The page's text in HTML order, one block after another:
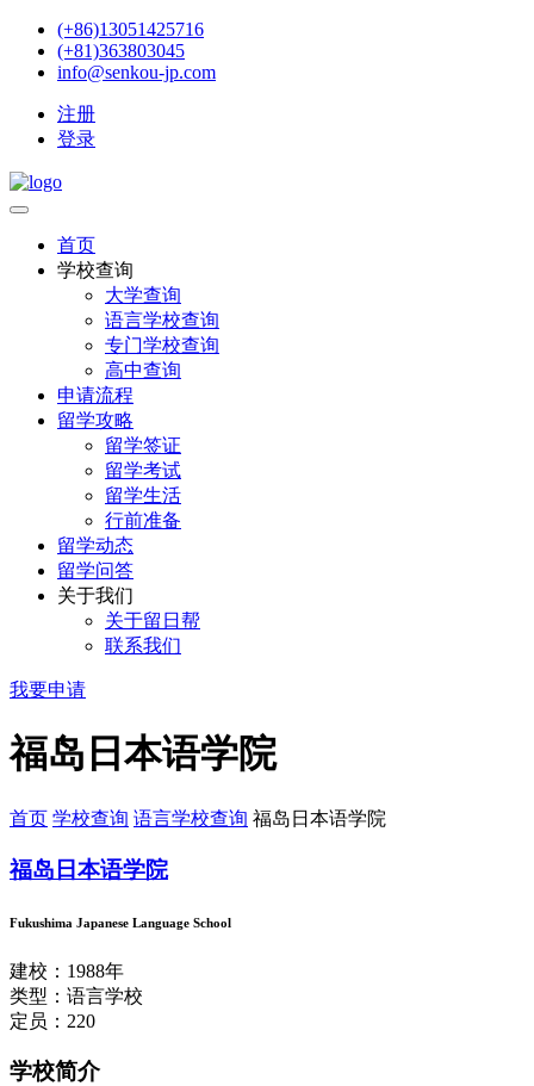
(+86)13051425716
(+81)363803045
info@senkou-jp.com
注册
登录
首页
学校查询
大学查询
语言学校查询
专门学校查询
高中查询
申请流程
留学攻略
留学签证
留学考试
留学生活
行前准备
留学动态
留学问答
关于我们
关于留日帮
联系我们
我要申请
福岛日本语学院
首页 学校查询 语言学校查询 福岛日本语学院
福岛日本语学院
Fukushima Japanese Language School
建校：1988年
类型：语言学校
定员：220
学校简介